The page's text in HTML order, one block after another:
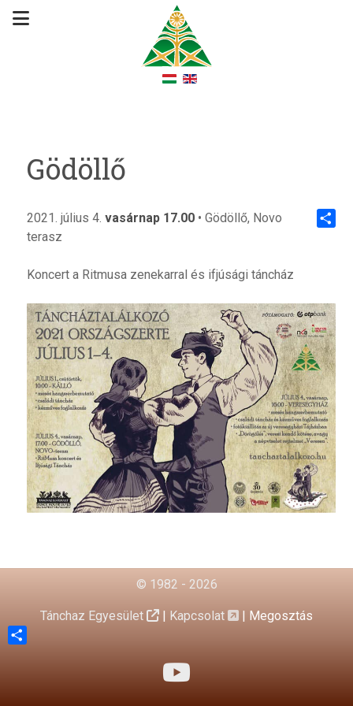
Gödöllő
2021. július 4. vasárnap 17.00• Gödöllő, Novo
terasz
Koncert a Ritmusa zenekarral és ifjúsági táncház
© 1982 - 2026
Tánchaz Egyesület | Kapcsolat | Megosztás